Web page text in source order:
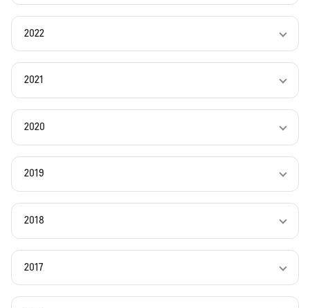
2022
2021
2020
2019
2018
2017